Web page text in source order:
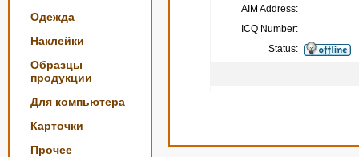
Одежда
Наклейки
Образцы
продукции
Для компьютера
Карточки
Прочее
AIM Address:
ICQ Number:
Status: